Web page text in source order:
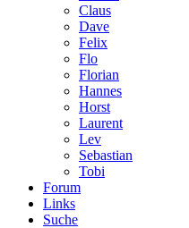
Claus
Dave
Felix
Flo
Florian
Hannes
Horst
Laurent
Lev
Sebastian
Tobi
Forum
Links
Suche